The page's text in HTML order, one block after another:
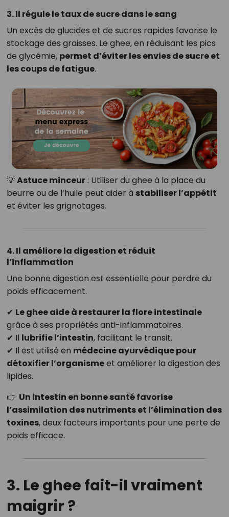
3. Il régule le taux de sucre dans le sang
Un excès de glucides et de sucres rapides favorise le
stockage des graisses. Le ghee, en réduisant les pics
de glycémie, permet d’éviter les envies de sucre et
les coups de fatigue.
💡Astuce minceur: Utiliser du ghee à la place du
beurre ou de l’huile peut aider à stabiliser l’appétit
et éviter les grignotages.
4. Il améliore la digestion et réduit
l’inflammation
Une bonne digestion est essentielle pour perdre du
poids efficacement.
✔ Le ghee aide à restaurer la flore intestinale
grâce à ses propriétés anti-inflammatoires.
✔ Il lubrifie l’intestin, facilitant le transit.
✔ Il est utilisé en médecine ayurvédique pour
détoxifier l’organismeet améliorer la digestion des
lipides.
👉 Un intestin en bonne santé favorise
l’assimilation des nutriments et l’élimination des
toxines, deux facteurs importants pour une perte de
poids efficace.
3. Le ghee fait-il vraiment
maigrir ?